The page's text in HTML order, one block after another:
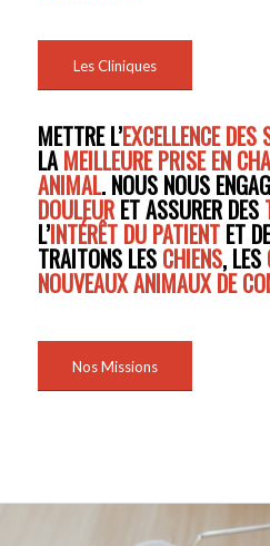
Les Cliniques
METTRE L’EXCELLENCE DES
LAMEILLEURE PRISE EN
ANIMAL. NOUS NOUS
DOULEURET ASSURER DES
L’INTÉRÊT DU PATIENTET
TRAITONS LES CHIENS, LES
NOUVEAUX ANIMAUX DE
Nos Missions